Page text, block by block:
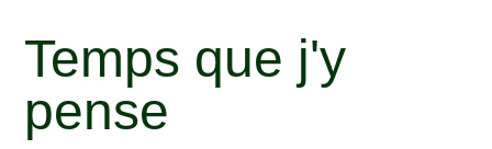
Temps que j'y
pense